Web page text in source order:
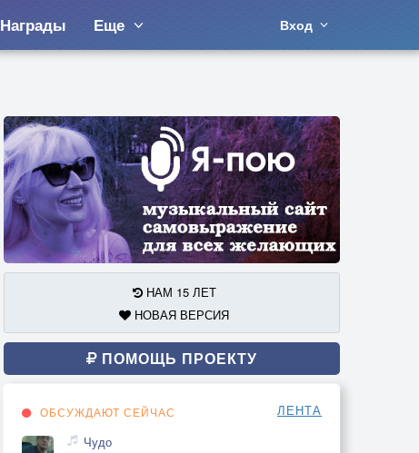
Награды Еще Вход
НАМ 15 ЛЕТ
НОВАЯ ВЕРСИЯ
ПОМОЩЬ ПРОЕКТУ
ОБСУЖДАЮТ СЕЙЧАС ЛЕНТА
Чудо